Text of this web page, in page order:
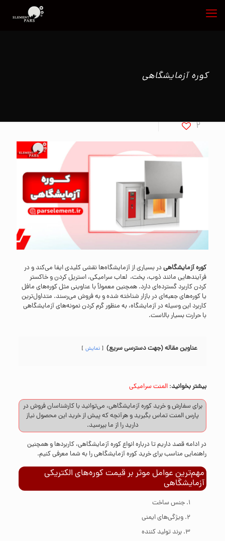
کوره آزمایشگاهی
2
کوره آزمایشگاهیدر بسیاری از آزمایشگاه‌ها نقشی کلیدی ایفا می‌کند و در
فرآیندهایی مانند ذوب، پخت، لعاب سرامیکی، استریل کردن و خاکستر
کردن کاربرد گسترده‌ای دارد. همچنین معمولاً با عناوینی مثل کوره‌های مافل
یا کوره‌های جعبه‌ای در بازار شناخته شده و به فروش می‌رسند. متداول‌ترین
کاربرد این وسیله در آزمایشگاه، به منظور گرم کردن نمونه‌های آزمایشگاهی
با حرارت بسیار بالاست.
عناوین مقاله (جهت دسترسی سریع) نمایش
بیشتر بخوانید: المنت سرامیکی
برای سفارش و خرید کوره آزمایشگاهی، می‌توانید با کارشناسان فروش در
پارس المنتتماسبگیرید و هرآنچه که پیش از خرید این محصول نیاز
دارید را از ما بپرسید.
در ادامه قصد داریم تا درباره انواع کوره آزمایشگاهی، کاربردها و همچنین
راهنمایی مناسب برای خرید کوره آزمایشگاهی را به شما معرفی کنیم.
مهم‌ترین عوامل موثر بر قیمت کوره‌های الکتریکی
آزمایشگاهی
جنس ساخت
ویژگی‌های ایمنی
برند تولید کننده